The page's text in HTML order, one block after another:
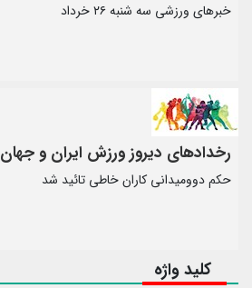
خبرهای ورزشی سه شنبه ۲۶ خرداد
رخدادهای دیروز ورزش ایران و جهان
حکم دوومیدانی کاران خاطی تائید شد
کلید واژه